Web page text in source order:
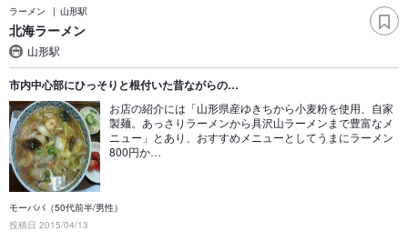
ラーメン 山形駅
北海ラーメン
山形駅
市内中心部にひっそりと根付いた昔ながらの…
お店の紹介には「山形県産ゆきちから小麦粉を使用、自家
製麺。あっさりラーメンから具沢山ラーメンまで豊富なメ
ニュー」とあり、おすすめメニューとしてうまにラーメン
800円か…
モーパパ（50代前半/男性）
投稿日 2015/04/13